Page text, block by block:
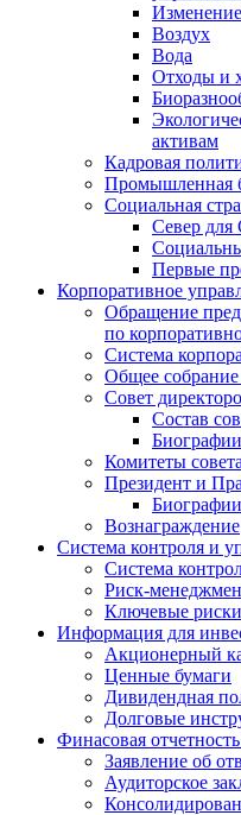
Воздух
Вода
Отходы и
активам
Кадровая
Промышленная
Социальная
Север для
Первые
Корпоративное
Обращение
по
Система
Общее
Совет
Состав
Комитеты
Президент и
Вознаграждение
Система контроля и
Система
Риск-
Ключевые риски
Информация для
Акционерный
Ценные бумаги
Дивидендная
Долговые
Финасовая
Заявление об
Аудиторское